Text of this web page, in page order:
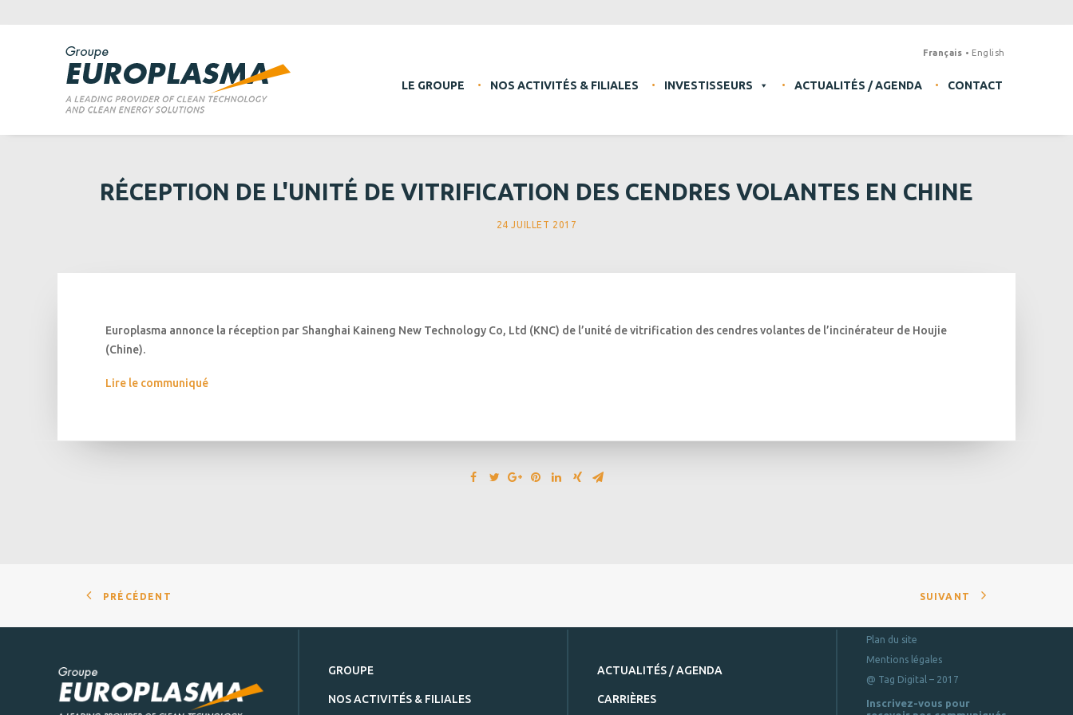
LE GROUPE NOS ACTIVITÉS & FILIALES INVESTISSEURS ACTUALITÉS / AGENDA CONTACT
Français English
RÉCEPTION DE L'UNITÉ DE VITRIFICATION DES CENDRES VOLANTES EN CHINE
24 JUILLET 2017
Europlasma annonce la réception par Shanghai Kaineng New Technology Co, Ltd (KNC) de l’unité de vitrification des cendres volantes de l’incinérateur de Houjie
(Chine).
Lire le communiqué
PRÉCÉDENT SUIVANT
GROUPE
NOS ACTIVITÉS & FILIALES
ACTUALITÉS / AGENDA
CARRIÈRES
Plan du site
Mentions légales
@ Tag Digital – 2017
Inscrivez-vous pour